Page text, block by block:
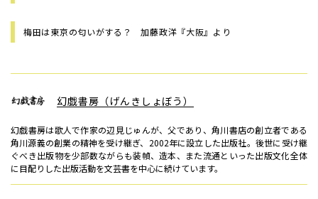
梅田は東京の匂いがする？ 加藤政洋『大阪』より
幻戯書房（げんきしょぼう）
幻戯書房は歌人で作家の辺見じゅんが、父であり、角川書店の創立者である
角川源義の創業の精神を受け継ぎ、2002年に設立した出版社。後世に受け継
ぐべき出版物を少部数ながらも装幀、造本、また流通といった出版文化全体
に目配りした出版活動を文芸書を中心に続けています。